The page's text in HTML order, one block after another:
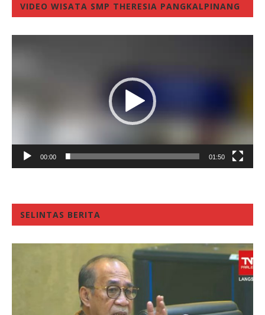
VIDEO WISATA SMP THERESIA PANGKALPINANG
00:00 01:50
SELINTAS BERITA